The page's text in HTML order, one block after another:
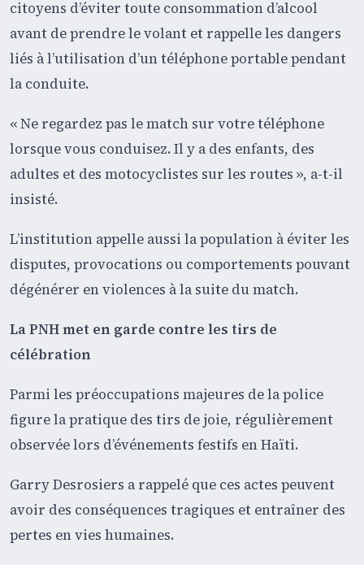
citoyens d’éviter toute consommation d’alcool
avant de prendre le volant et rappelle les dangers
liés à l’utilisation d’un téléphone portable pendant
la conduite.
« Ne regardez pas le match sur votre téléphone
lorsque vous conduisez. Il y a des enfants, des
adultes et des motocyclistes sur les routes », a-t-il
insisté.
L’institution appelle aussi la population à éviter les
disputes, provocations ou comportements pouvant
dégénérer en violences à la suite du match.
La PNH met en garde contre les tirs de
célébration
Parmi les préoccupations majeures de la police
figure la pratique des tirs de joie, régulièrement
observée lors d’événements festifs en Haïti.
Garry Desrosiers a rappelé que ces actes peuvent
avoir des conséquences tragiques et entraîner des
pertes en vies humaines.